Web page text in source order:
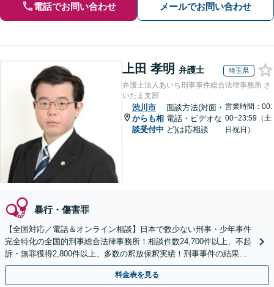
電話でお問い合わせ メールでお問い合わせ
上田 孝明 弁護士 埼玉県
弁護士法人あいち刑事事件総合法律事務所 さ
いたま支部
渋川市
からも相
談受付中
面談方法(対面・
電話・ビデオな
ど)は応相談
営業時間：00:
00~23:59（土
日祝日）
暴行・傷害罪
【全国対応／電話＆オンライン相談】日本で数少ない刑事・少年事件
完全特化の全国的刑事総合法律事務所！相談件数24,700件以上、不起
訴・無罪獲得2,800件以上、多数の釈放保釈実績！刑事事件の結果は
弁護士の腕次第で変わります【初回相談無料】
料金表を見る